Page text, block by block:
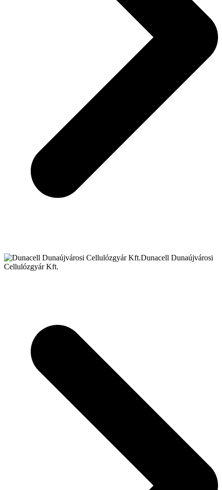
Dunacell Dunaújvárosi
Cellulózgyár Kft.